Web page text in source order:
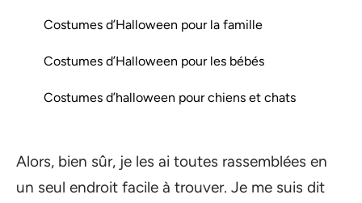
Costumes d’Halloween pour la famille
Costumes d’Halloween pour les bébés
Costumes d’halloween pour chiens et chats
Alors, bien sûr, je les ai toutes rassemblées en
un seul endroit facile à trouver. Je me suis dit